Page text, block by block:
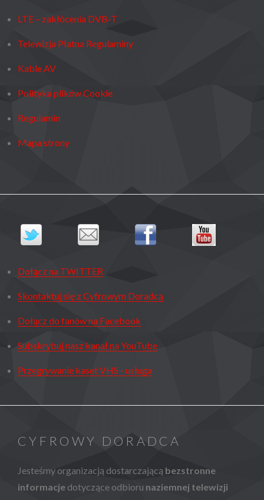
LTE – zakłócenia DVB-T
Telewizja Płatna Regulaminy
Kable AV
Polityka plików Cookie
Regulamin
Mapa strony
Dołącz na TWITTER
Skontaktuj się z Cyfrowym Doradcą
Dołącz do fanów na Facebook
Subskrybuj nasz kanał na YouTube
Przegrywanie kaset VHS - usługa
CYFROWY DORADCA
Jesteśmy organizacją dostarczającą bezstronne
informacje dotyczące odbioru naziemnej telewizji